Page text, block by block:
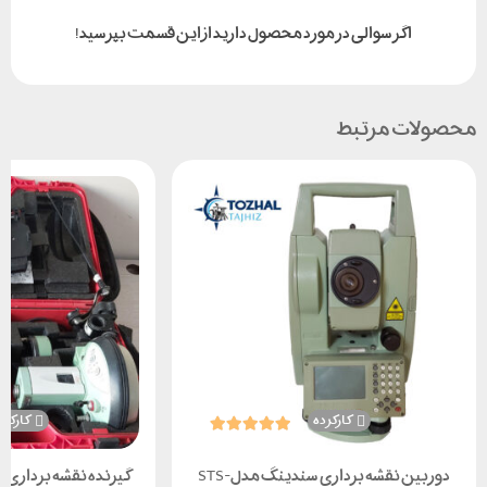
اگر سوالی در مورد محصول دارید از این قسمت بپرسید!
محصولات مرتبط
کارکرده
دوربین نقشه برداری سندینگ مدل STS-